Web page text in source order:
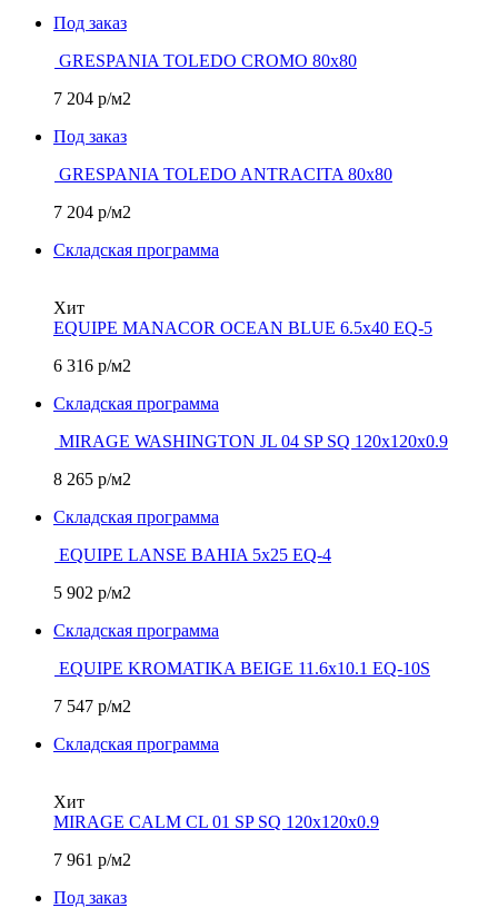
Под заказ
GRESPANIA TOLEDO CROMO 80х80
7 204 р/м2
Под заказ
GRESPANIA TOLEDO ANTRACITA 80х80
7 204 р/м2
Складская программа
Хит
EQUIPE MANACOR OCEAN BLUE 6.5х40 EQ-5
6 316 р/м2
Складская программа
MIRAGE WASHINGTON JL 04 SP SQ 120х120x0.9
8 265 р/м2
Складская программа
EQUIPE LANSE BAHIA 5х25 EQ-4
5 902 р/м2
Складская программа
EQUIPE KROMATIKA BEIGE 11.6х10.1 EQ-10S
7 547 р/м2
Складская программа
Хит
MIRAGE CALM CL 01 SP SQ 120х120х0.9
7 961 р/м2
Под заказ